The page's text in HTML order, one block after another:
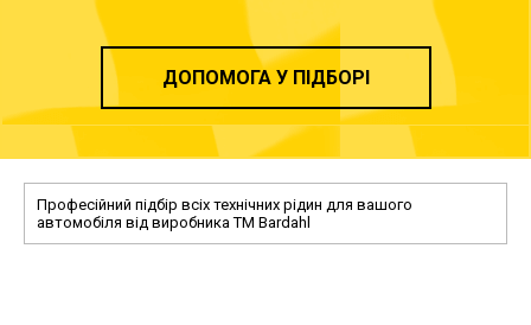
ДОПОМОГА У ПІДБОРІ
Професійний підбір всіх технічних рідин для вашого
автомобіля від виробника TM Bardahl